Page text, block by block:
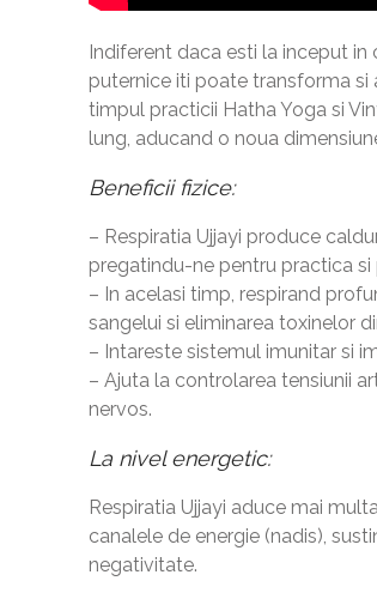
Indiferent daca esti la inceput
puternice iti poate transforma si
timpul practicii Hatha Yoga si
lung, aducand o noua
Beneficii fizice:
– Respiratia Ujjayi produce
pregatindu-ne pentru practica
– In acelasi timp, respirand
sangelui si eliminarea toxinelor
– Intareste sistemul imunitar si
– Ajuta la controlarea tensiunii
nervos.
La nivel energetic:
Respiratia Ujjayi aduce mai
canalele de energie (nadis),
negativitate.